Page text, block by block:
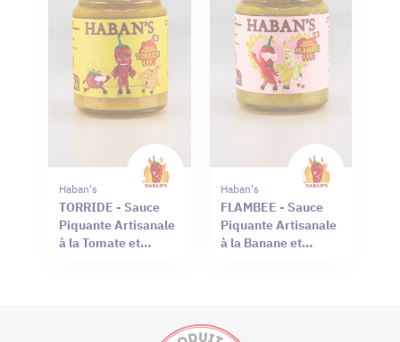
Haban's
TORRIDE - Sauce
Piquante Artisanale
à la Tomate et
Haban's
FLAMBEE - Sauce
Piquante Artisanale
à la Banane et